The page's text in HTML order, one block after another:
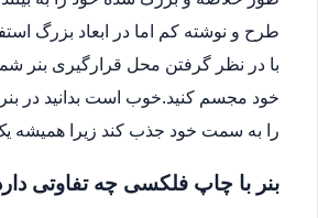
طرح و نوشته کم اما در ابعاد بزرگ
با در نظر گرفتن محل قرارگیری بنر
خود مجسم کنید.خوب است بدانید در
را به سمت خود جذب کند زیرا همیشه
بنر با چاپ فلکسی چه تفاوتی